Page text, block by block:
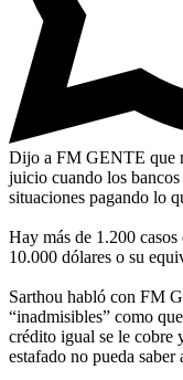
Dijo a FM GENTE que
juicio cuando los
situaciones pagando lo
Hay más de 1.200 casos
10.000 dólares o su
Sarthou habló con FM
“inadmisibles” como
crédito igual se le cobre
estafado no pueda saber